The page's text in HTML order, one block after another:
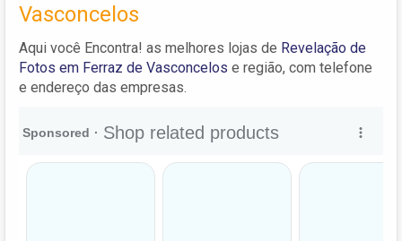
Vasconcelos
Aqui você Encontra! as melhores lojas de Revelação de
Fotos em Ferraz de Vasconcelos e região, com telefone
e endereço das empresas.